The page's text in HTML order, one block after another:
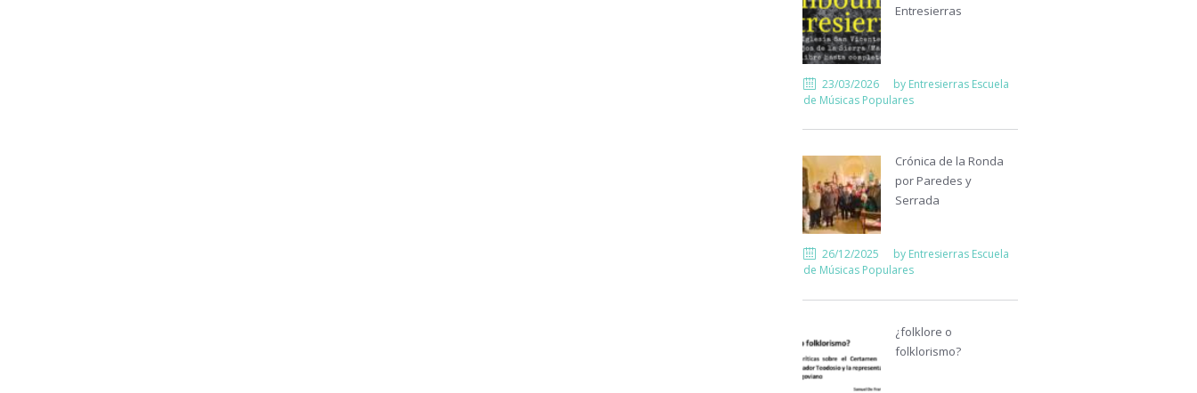
Entresierras
23/03/2026 by Entresierras Escuela
de Músicas Populares
Crónica de la Ronda
por Paredes y
Serrada
26/12/2025 by Entresierras Escuela
de Músicas Populares
¿folklore o
folklorismo?